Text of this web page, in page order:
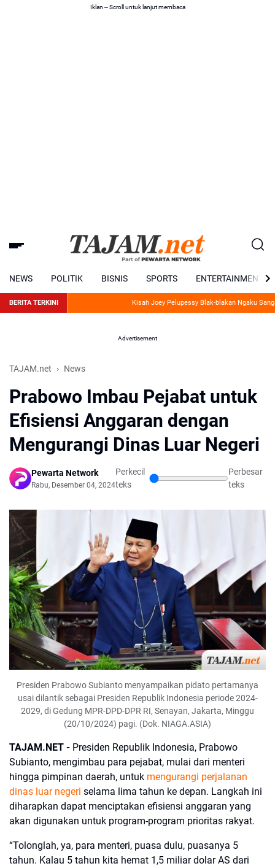
Iklan -- Scroll untuk lanjut membaca
NEWS POLITIK BISNIS SPORTS ENTERTAINMENT
BERITA TERKINI Kisah Joey Pelupessy Blak-blakan Ngaku Sangat
Advertisement
TAJAM.net News
Prabowo Imbau Pejabat untuk
Efisiensi Anggaran dengan
Mengurangi Dinas Luar Negeri
Pewarta Network
Rabu, Desember 04, 2024
Perkecil
teks
Perbesar
teks
Presiden Prabowo Subianto menyampaikan pidato pertamanya
usai dilantik sebagai Presiden Republik Indonesia periode 2024-
2029, di Gedung MPR-DPD-DPR RI, Senayan, Jakarta, Minggu
(20/10/2024) pagi. (Dok. NIAGA.ASIA)
TAJAM.NET - Presiden Republik Indonesia, Prabowo
Subianto, mengimbau para pejabat, mulai dari menteri
hingga pimpinan daerah, untuk mengurangi perjalanan
dinas luar negeri selama lima tahun ke depan. Langkah ini
diharapkan dapat menciptakan efisiensi anggaran yang
akan digunakan untuk program-program prioritas rakyat.
“Tolonglah, ya, para menteri, puasa dulu, puasanya 5
tahun. Kalau 5 tahun kita hemat 1,5 miliar dolar AS dari